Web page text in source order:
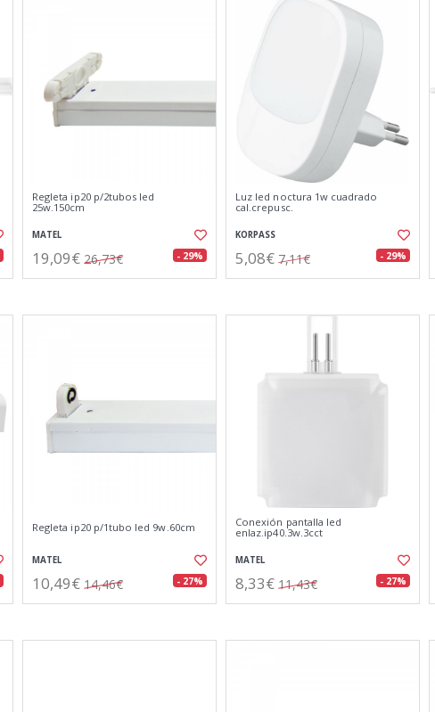
Regleta ip20 p/2tubos led
25w.150cm
MATEL
19,09€ 26,73€ - 29%
Luz led noctura 1w cuadrado
cal.crepusc.
KORPASS
5,08€ 7,11€ - 29%
Regleta ip20 p/1tubo led 9w.60cm
MATEL
10,49€ 14,46€ - 27%
Conexión pantalla led
enlaz.ip40.3w.3cct
MATEL
8,33€ 11,43€ - 27%